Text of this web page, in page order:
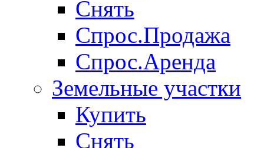
Снять
Спрос.Продажа
Спрос.Аренда
Земельные участки
Купить
Снять